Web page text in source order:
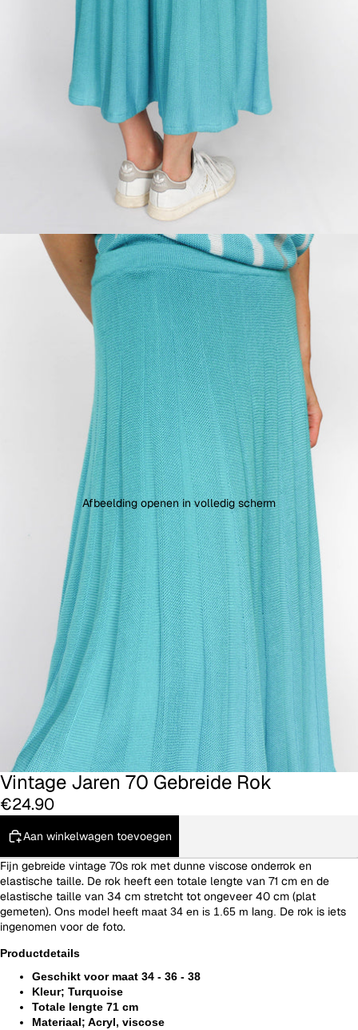
Afbeelding openen in volledig scherm
Vintage Jaren 70 Gebreide Rok
€24.90
Aan winkelwagen toevoegen
Fijn gebreide vintage 70s rok met dunne viscose onderrok en
elastische taille. De rok heeft een totale lengte van 71 cm en de
elastische taille van 34 cm stretcht tot ongeveer 40 cm (plat
gemeten). Ons model heeft maat 34 en is 1.65 m lang.
De rok is iets
ingenomen voor de foto.
Productdetails
Geschikt voor maat 34 - 36 - 38
Kleur; Turquoise
Totale lengte 71 cm
Materiaal; Acryl, viscose